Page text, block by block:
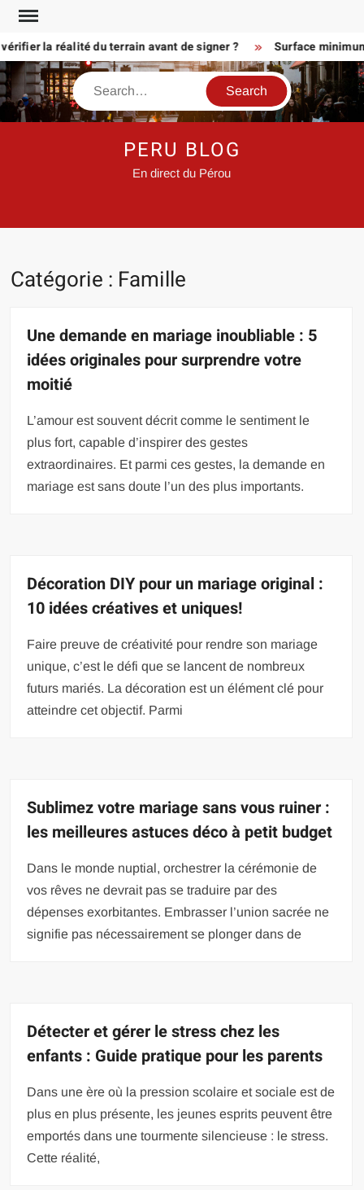
Skip
contentla réalité du terrain avant de signer ? Surface minimum
Search
PERU BLOG
En direct du Pérou
Catégorie : Famille
Une demande en mariage inoubliable : 5
idées originales pour surprendre votre
moitié
L’amour est souvent décrit comme le sentiment le
plus fort, capable d’inspirer des gestes
extraordinaires. Et parmi ces gestes, la demande en
mariage est sans doute l’un des plus importants.
Décoration DIY pour un mariage original :
10 idées créatives et uniques!
Faire preuve de créativité pour rendre son mariage
unique, c’est le défi que se lancent de nombreux
futurs mariés. La décoration est un élément clé pour
atteindre cet objectif. Parmi
Sublimez votre mariage sans vous ruiner :
les meilleures astuces déco à petit budget
Dans le monde nuptial, orchestrer la cérémonie de
vos rêves ne devrait pas se traduire par des
dépenses exorbitantes. Embrasser l’union sacrée ne
signifie pas nécessairement se plonger dans de
Détecter et gérer le stress chez les
enfants : Guide pratique pour les parents
Dans une ère où la pression scolaire et sociale est de
plus en plus présente, les jeunes esprits peuvent être
emportés dans une tourmente silencieuse : le stress.
Cette réalité,